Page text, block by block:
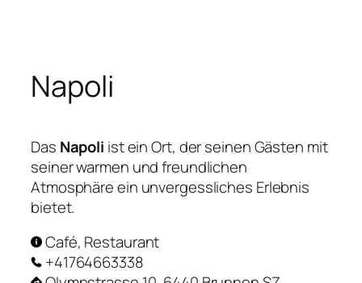
springen
Napoli
Das Napoli ist ein Ort, der seinen Gästen mit
seiner warmen und freundlichen
Atmosphäre ein unvergessliches Erlebnis
bietet.
Café, Restaurant
+41764663338